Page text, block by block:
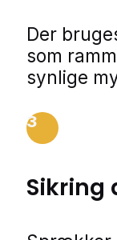
Der
som
synlige
3
Sikring